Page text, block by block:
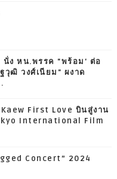
ง หน.พรรค "พร้อม' ต่อ
ฒิ วงศ์เนียม" ผงาด
First Love บินสู่งาน
International Film
Concert” 2024